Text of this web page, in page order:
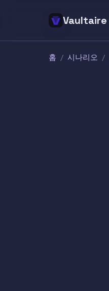
Vaultaire
홈 / 시나리오 /